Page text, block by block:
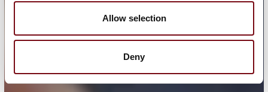
Allow selection
Deny